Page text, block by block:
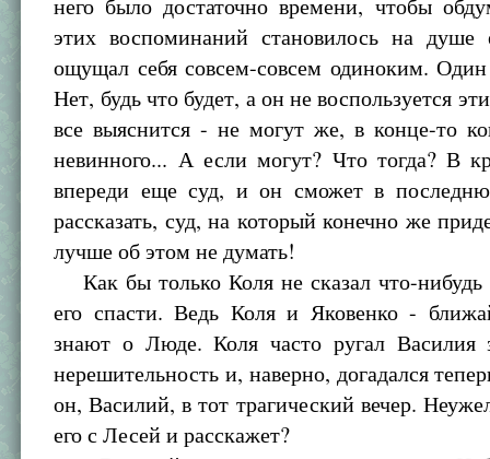
него было достаточно времени, чтобы
этих воспоминаний становилось на
ощущал себя совсем-совсем одиноким.
Нет, будь что будет, а он не воспользуется
все выяснится - не могут же, в конце-то
невинного... А если могут? Что тогда? В
впереди еще суд, и он сможет в
рассказать, суд, на который конечно же
лучше об этом не думать!
Как бы только Коля не сказал что-нибудь
его спасти. Ведь Коля и Яковенко -
знают о Люде. Коля часто ругал Василия
нерешительность и, наверно, догадался
он, Василий, в тот трагический вечер.
его с Лесей и расскажет?